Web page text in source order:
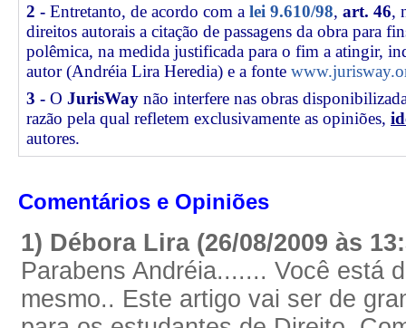
2 - Entretanto, de acordo com a lei 9.610/98, art. 46,
direitos autorais a citação de passagens da obra para
polêmica, na medida justificada para o fim a atingir,
autor (Andréia Lira Heredia) e a fonte
3 - O JurisWay não interfere nas obras
razão pela qual refletem exclusivamente as opiniões,
autores.
Comentários e Opiniões
1) Débora Lira (26/08/2009 às
Parabens Andréia....... Você está
mesmo.. Este artigo vai ser de